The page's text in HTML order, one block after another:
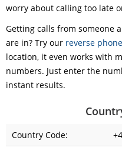
worry about calling too late
Getting calls from someone
are in? Try our reverse
location, it even works with
numbers. Just enter the
instant results.
Country Code: